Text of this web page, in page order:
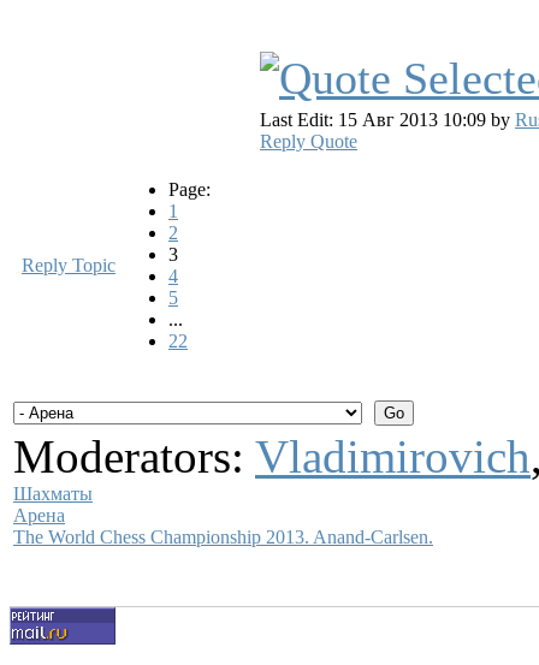
Last Edit: 15 Авг 2013 10:09 by
Reply Quote
Reply Topic
Page:
1
2
3
4
5
...
22
Moderators: Vladimirovich
Шахматы
Арена
The World Chess Championship 2013. Anand-Carlsen.